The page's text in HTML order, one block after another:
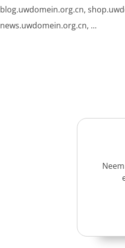
blog.uwdomein.org.cn,
news.uwdomein.org.cn, ...